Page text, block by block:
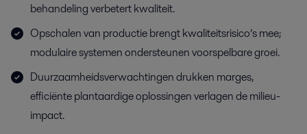
behandeling verbetert kwaliteit.
Opschalen van productie brengt kwaliteitsrisico’s mee;
modulaire systemen ondersteunen voorspelbare groei.
Duurzaamheidsverwachtingen drukken marges,
efficiënte plantaardige oplossingen verlagen de milieu-
impact.